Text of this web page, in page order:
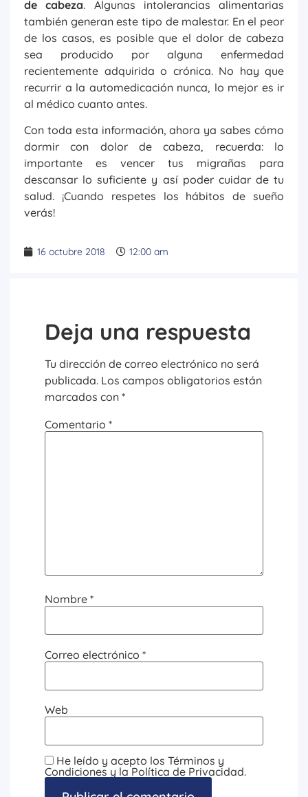
de cabeza. Algunas intolerancias alimentarias
también generan este tipo de malestar. En el peor
de los casos, es posible que el dolor de cabeza
sea producido por alguna enfermedad
recientemente adquirida o crónica. No hay que
recurrir a la automedicación nunca, lo mejor es ir
al médico cuanto antes.
Con toda esta información, ahora ya sabes cómo
dormir con dolor de cabeza, recuerda: lo
importante es vencer tus migrañas para
descansar lo suficiente y así poder cuidar de tu
salud. ¡Cuando respetes los hábitos de sueño
verás!
16 octubre 2018 12:00 am
Deja una respuesta
Tu dirección de correo electrónico no será
publicada. Los campos obligatorios están
marcados con *
Comentario *
Nombre *
Correo electrónico *
Web
He leído y acepto los Términos y
Condiciones y la Política de Privacidad.